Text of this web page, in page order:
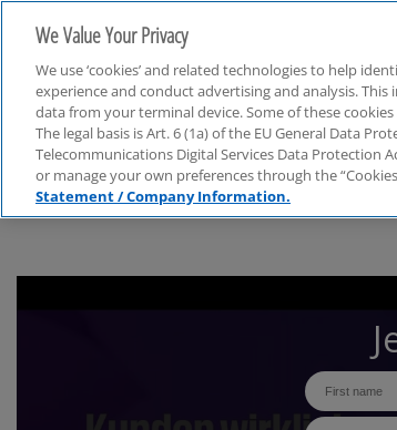
Webcasts
We Value Your Privacy
We use ‘cookies’ and related technologies to help
experience and conduct advertising and analysis.
data from your terminal device. Some of these
The legal basis is Art. 6 (1a) of the EU General Data
Telecommunications Digital Services Data Protection
or manage your own preferences through the
Statement / Company Information.